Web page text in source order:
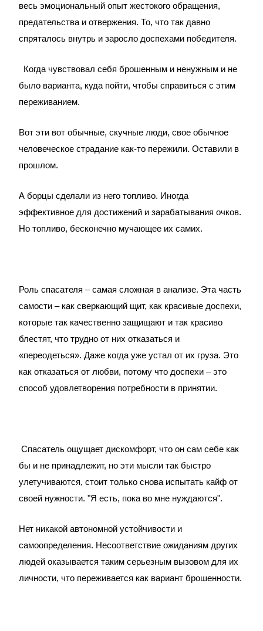
весь эмоциональный опыт жестокого обращения,
предательства и отвержения. То, что так давно
спряталось внутрь и заросло доспехами победителя.
Когда чувствовал себя брошенным и ненужным и не
было варианта, куда пойти, чтобы справиться с этим
переживанием.
Вот эти вот обычные, скучные люди, свое обычное
человеческое страдание как-то пережили. Оставили в
прошлом.
А борцы сделали из него топливо. Иногда
эффективное для достижений и зарабатывания очков.
Но топливо, бесконечно мучающее их самих.
Роль спасателя – самая сложная в анализе. Эта часть
самости – как сверкающий щит, как красивые доспехи,
которые так качественно защищают и так красиво
блестят, что трудно от них отказаться и
«переодеться». Даже когда уже устал от их груза. Это
как отказаться от любви, потому что доспехи – это
способ удовлетворения потребности в принятии.
Спасатель ощущает дискомфорт, что он сам себе как
бы и не принадлежит, но эти мысли так быстро
улетучиваются, стоит только снова испытать кайф от
своей нужности. "Я есть, пока во мне нуждаются".
Нет никакой автономной устойчивости и
самоопределения. Несоответствие ожиданиям других
людей оказывается таким серьезным вызовом для их
личности, что переживается как вариант брошенности.